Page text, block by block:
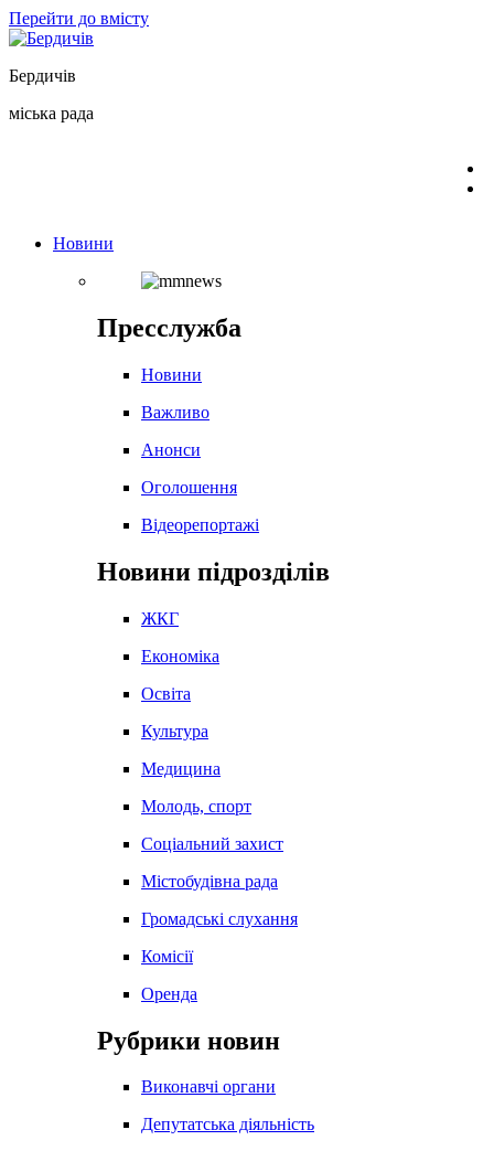
Перейти до вмісту
Бердичів
міська рада
Новини
Пресслужба
Новини
Важливо
Анонси
Оголошення
Відеорепортажі
Новини підрозділів
ЖКГ
Економіка
Освіта
Культура
Медицина
Молодь, спорт
Соціальний захист
Містобудівна рада
Громадські слухання
Комісії
Оренда
Рубрики новин
Виконавчі органи
Депутатська діяльність